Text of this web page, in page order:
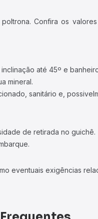
Confira os
até 45º e
mineral.
sanitário e,
de retirada no guichê.
eventuais exigências